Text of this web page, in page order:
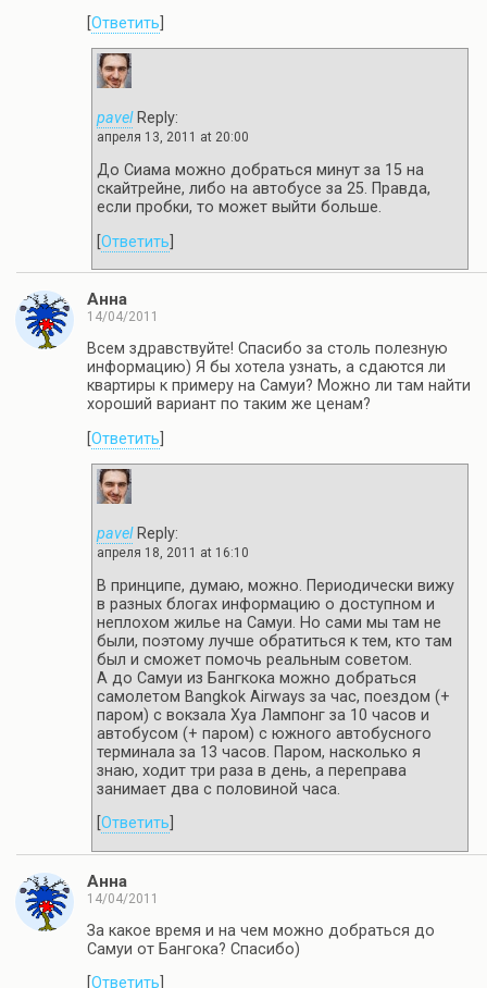
Ответить
pavelReply:
апреля 13, 2011 at 20:00
До Сиама можно добраться минут за 15 на
скайтрейне, либо на автобусе за 25. Правда,
если пробки, то может выйти больше.
Ответить
Анна
14/04/2011
Всем здравствуйте! Спасибо за столь полезную
информацию) Я бы хотела узнать, а сдаются ли
квартиры к примеру на Самуи? Можно ли там найти
хороший вариант по таким же ценам?
Ответить
pavelReply:
апреля 18, 2011 at 16:10
В принципе, думаю, можно. Периодически вижу
в разных блогах информацию о доступном и
неплохом жилье на Самуи. Но сами мы там не
были, поэтому лучше обратиться к тем, кто там
был и сможет помочь реальным советом.
А до Самуи из Бангкока можно добраться
самолетом Bangkok Airways за час, поездом (+
паром) с вокзала Хуа Лампонг за 10 часов и
автобусом (+ паром) с южного автобусного
терминала за 13 часов. Паром, насколько я
знаю, ходит три раза в день, а переправа
занимает два с половиной часа.
Ответить
Анна
14/04/2011
За какое время и на чем можно добраться до
Самуи от Бангока? Спасибо)
Ответить